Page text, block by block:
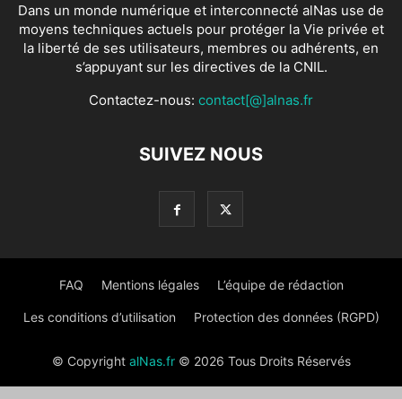
Dans un monde numérique et interconnecté alNas use de
moyens techniques actuels pour protéger la Vie privée et
la liberté de ses utilisateurs, membres ou adhérents, en
s’appuyant sur les directives de la CNIL.
Contactez-nous: contact[@]alnas.fr
SUIVEZ NOUS
FAQ Mentions légales L’équipe de rédaction
Les conditions d’utilisation Protection des données (RGPD)
© Copyright alNas.fr© 2026 Tous Droits Réservés